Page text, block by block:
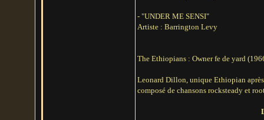
- "UNDER ME SENSI"
Artiste : Barrington Levy
The Ethiopians : Owner fe de yard
Leonard Dillon, unique Ethiopian
composé de chansons rocksteady et